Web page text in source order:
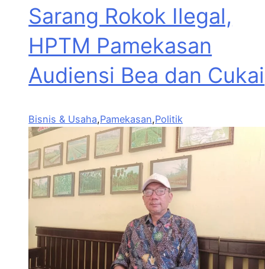
Sarang Rokok Ilegal,
HPTM Pamekasan
Audiensi Bea dan Cukai
Bisnis & Usaha,Pamekasan,Politik